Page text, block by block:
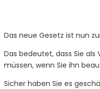
Info-Center
Das neue Gesetz ist nun
Das bedeutet, dass Sie
müssen, wenn Sie ihn
Sicher haben Sie es